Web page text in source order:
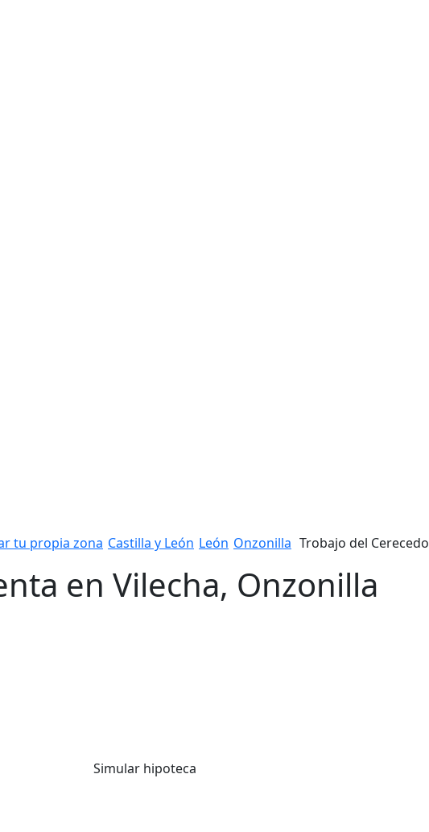
tu propia zona Castilla y León León Onzonilla Trobajo del Cerecedo
en Vilecha, Onzonilla
Simular hipoteca